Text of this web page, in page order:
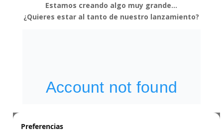
Estamos creando algo muy grande…
¿Quieres estar al tanto de nuestro lanzamiento?
Preferencias